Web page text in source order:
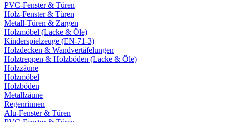
PVC-Fenster & Türen
Holz-Fenster & Türen
Metall-Türen & Zargen
Holzmöbel (Lacke & Öle)
Kinderspielzeuge (EN-71-3)
Holzdecken & Wandvertäfelungen
Holztreppen & Holzböden (Lacke & Öle)
Holzzäune
Holzmöbel
Holzböden
Metallzäune
Regenrinnen
Alu-Fenster & Türen